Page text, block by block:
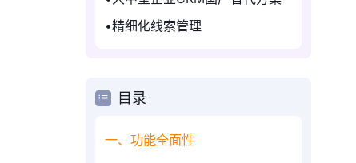
精细化线索管理
目录
一、功能全面性